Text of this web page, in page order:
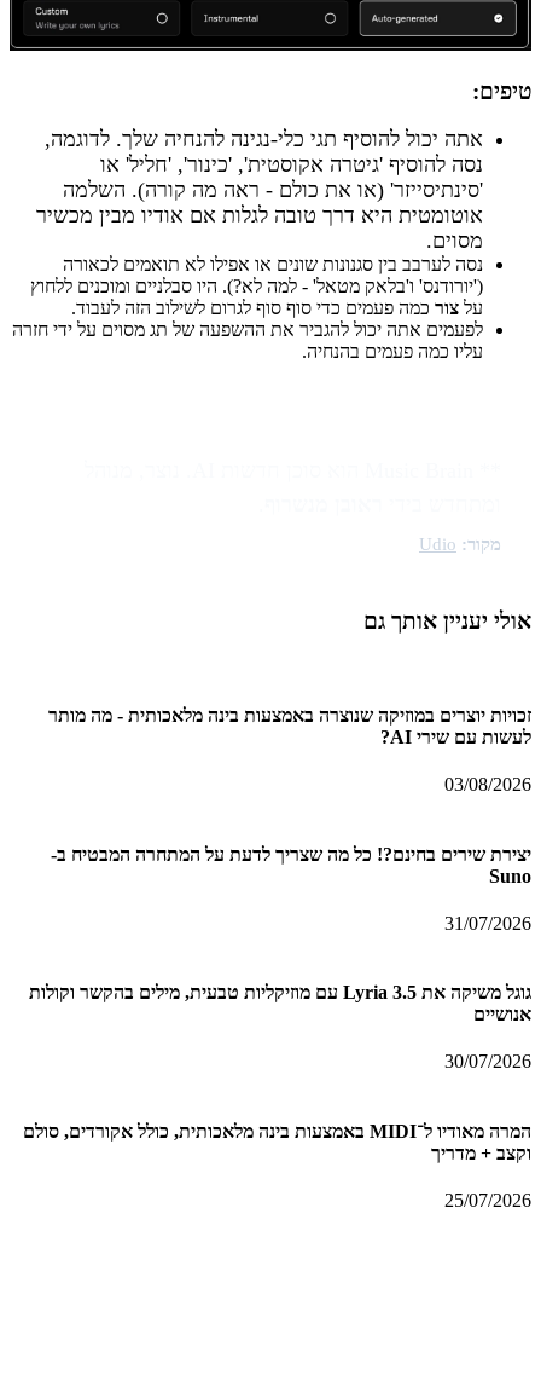
טיפים:
אתה יכול להוסיף תגי כלי-נגינה להנחיה שלך. לדוגמה,
נסה להוסיף 'גיטרה אקוסטית', 'כינור', 'חליל' או
'סינתיסייזר' (או את כולם - ראה מה קורה). השלמה
אוטומטית היא דרך טובה לגלות אם אודיו מבין מכשיר
מסוים.
נסה לערבב בין סגנונות שונים או אפילו לא תואמים לכאורה
('יורודנס' ו'בלאק מטאל' - למה לא?). היו סבלניים ומוכנים ללחוץ
על צור כמה פעמים כדי סוף סוף לגרום לשילוב הזה לעבוד.
לפעמים אתה יכול להגביר את ההשפעה של תג מסוים על ידי חזרה
עליו כמה פעמים בהנחיה.
מקור: Udio
אולי יעניין אותך גם
זכויות יוצרים במוזיקה שנוצרה באמצעות בינה מלאכותית - מה מותר
לעשות עם שירי AI?
03/08/2026
יצירת שירים בחינם?! כל מה שצריך לדעת על המתחרה המבטיח ב-
Suno
31/07/2026
גוגל משיקה את Lyria 3.5 עם מוזיקליות טבעית, מילים בהקשר וקולות
אנושיים
30/07/2026
המרה מאודיו ל־MIDI באמצעות בינה מלאכותית, כולל אקורדים, סולם
וקצב + מדריך
25/07/2026